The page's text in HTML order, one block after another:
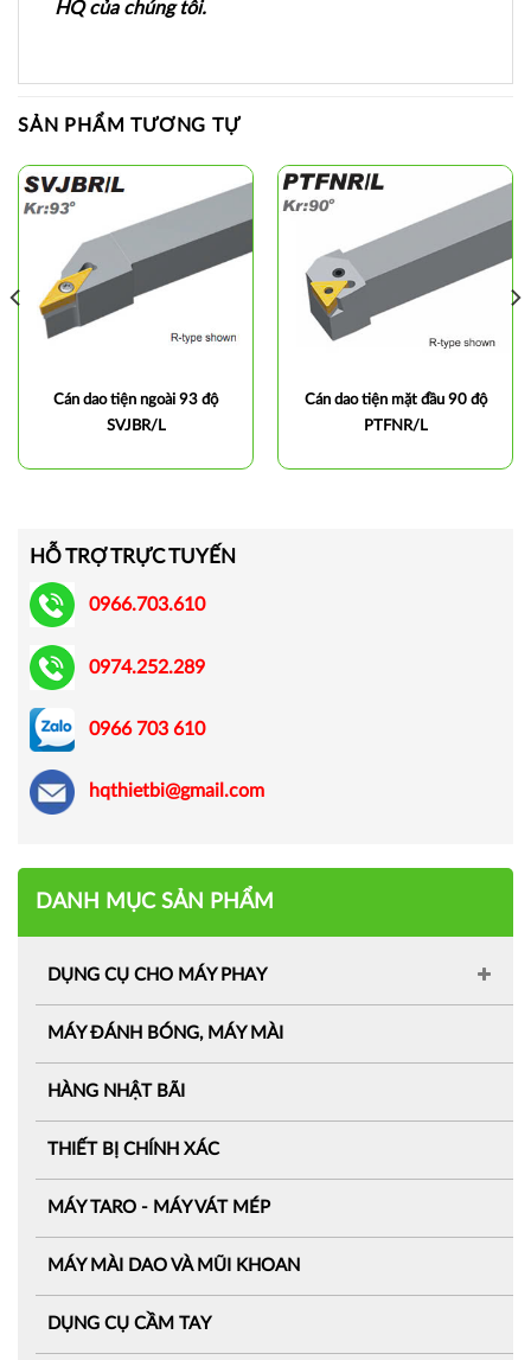
HQ của chúng tôi.
SẢN PHẨM TƯƠNG TỰ
Cán dao tiện ngoài 93 độ
SVJBR/L
Cán dao tiện mặt đầu 90 độ
PTFNR/L
HỖ TRỢ TRỰC TUYẾN
0966.703.610
0974.252.289
0966 703 610
hqthietbi@gmail.com
DANH MỤC SẢN PHẨM
DỤNG CỤ CHO MÁY PHAY
MÁY ĐÁNH BÓNG, MÁY MÀI
HÀNG NHẬT BÃI
THIẾT BỊ CHÍNH XÁC
MÁY TARO - MÁY VÁT MÉP
MÁY MÀI DAO VÀ MŨI KHOAN
DỤNG CỤ CẦM TAY